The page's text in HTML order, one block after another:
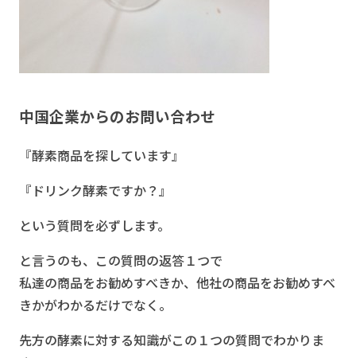
中国企業からのお問い合わせ
『酵素商品を探しています』
『ドリンク酵素ですか？』
という質問を必ずします。
と言うのも、この質問の返答１つで
私達の商品をお勧めすべきか、他社の商品をお勧めすべ
きかがわかるだけでなく。
先方の酵素に対する知識がこの１つの質問でわかりま